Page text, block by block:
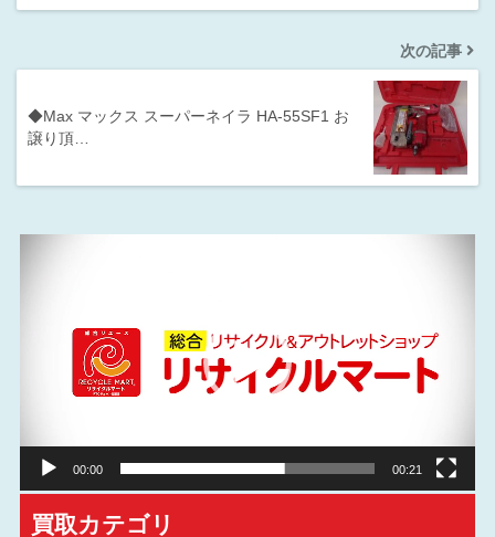
次の記事
◆Max マックス スーパーネイラ HA-55SF1 お
譲り頂…
00:00 00:21
買取カテゴリ